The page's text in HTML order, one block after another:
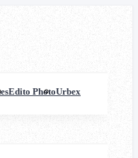
Edito PhotoUrbex